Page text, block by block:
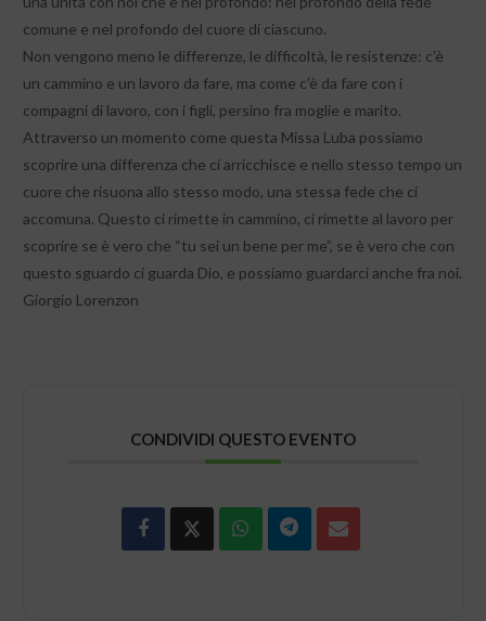
comune e nel profondo del cuore di ciascuno.
Non vengono meno le differenze, le difficoltà, le resistenze: c’è
un cammino e un lavoro da fare, ma come c’è da fare con i
compagni di lavoro, con i figli, persino fra moglie e marito.
Attraverso un momento come questa Missa Luba possiamo
scoprire una differenza che ci arricchisce e nello stesso tempo un
cuore che risuona allo stesso modo, una stessa fede che ci
accomuna. Questo ci rimette in cammino, ci rimette al lavoro per
scoprire se è vero che “tu sei un bene per me”, se è vero che con
questo sguardo ci guarda Dio, e possiamo guardarci anche fra noi.
Giorgio Lorenzon
CONDIVIDI QUESTO EVENTO